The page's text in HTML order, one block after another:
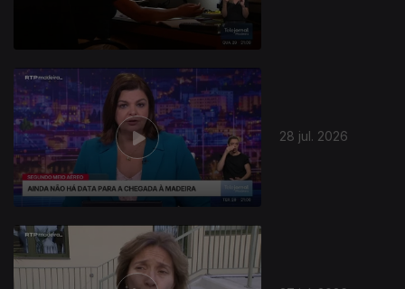
28 jul. 2026
945293